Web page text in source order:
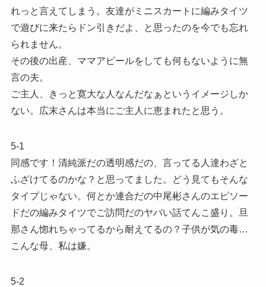
れっと言えてしまう。友達がミニスカートに編みタイツ
で遊びに来たらドン引きだよ、と思ったのを今でも忘れ
られません。
その後の出産、ママアピールをしても何もないように無
言の夫。
ご主人、きっと寛大な人なんだなぁというイメージしか
ない。広末さんは本当にご主人に恵まれたと思う。
5-1
同感です！清純派だの透明感だの、言ってる人達わざと
ふざけてるのかな？と思ってました。どう見てもそんな
タイプじゃない。何とか連合だの中尾彬さんのエピソー
ドだの編みタイツでご訪問だのヤバい話てんこ盛り。旦
那さん惚れちゃってるから耐えてるの？子供が気の毒…
こんな母、私は嫌。
5-2